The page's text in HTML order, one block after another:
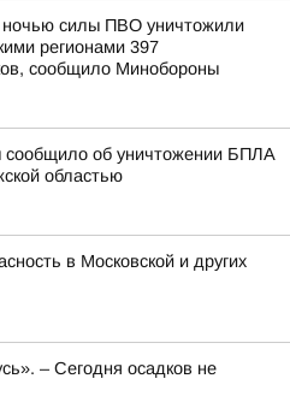
силы ПВО уничтожили
регионами 397
сообщило Минобороны
сообщило об уничтожении БПЛА
областью
в Московской и других
– Сегодня осадков не